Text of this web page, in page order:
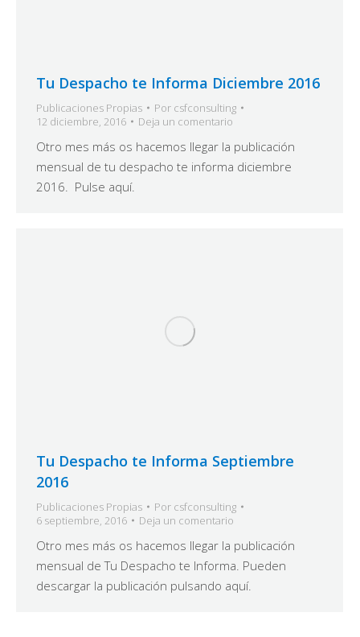
Tu Despacho te Informa Diciembre 2016
Publicaciones Propias Por csfconsulting
12 diciembre, 2016
Deja un comentario
Otro mes más os hacemos llegar la publicación
mensual de tu despacho te informa diciembre
2016. Pulse aquí.
Tu Despacho te Informa Septiembre
2016
Publicaciones Propias Por csfconsulting
6 septiembre, 2016
Deja un comentario
Otro mes más os hacemos llegar la publicación
mensual de Tu Despacho te Informa. Pueden
descargar la publicación pulsando aquí.